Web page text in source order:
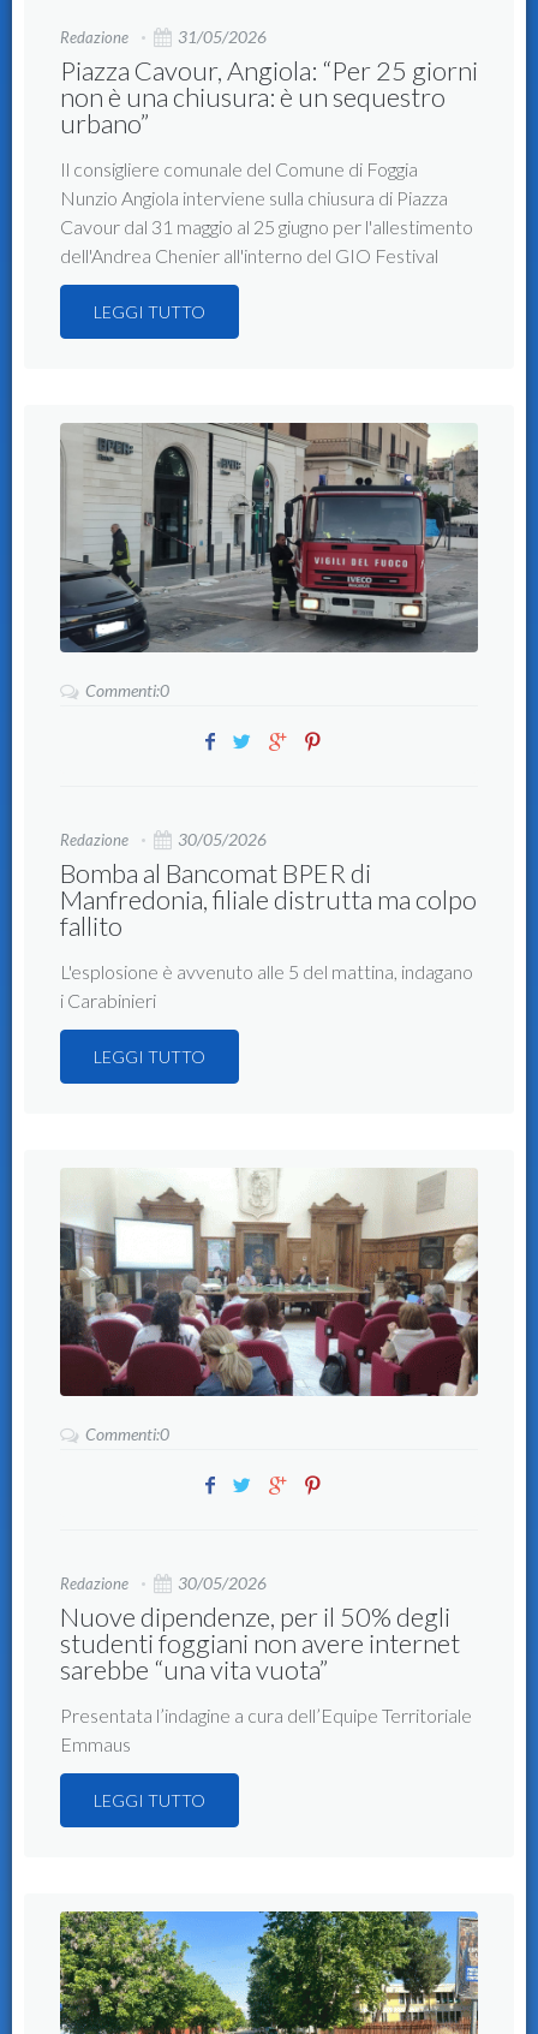
Redazione 31/05/2026
Piazza Cavour, Angiola: “Per 25 giorni
non è una chiusura: è un sequestro
urbano”
Il consigliere comunale del Comune di Foggia
Nunzio Angiola interviene sulla chiusura di Piazza
Cavour dal 31 maggio al 25 giugno per l'allestimento
dell'Andrea Chenier all'interno del GIO Festival
LEGGI TUTTO
Commenti:0
Redazione 30/05/2026
Bomba al Bancomat BPER di
Manfredonia, filiale distrutta ma colpo
fallito
L'esplosione è avvenuto alle 5 del mattina, indagano
i Carabinieri
LEGGI TUTTO
Commenti:0
Redazione 30/05/2026
Nuove dipendenze, per il 50% degli
studenti foggiani non avere internet
sarebbe “una vita vuota”
Presentata l’indagine a cura dell’Equipe Territoriale
Emmaus
LEGGI TUTTO